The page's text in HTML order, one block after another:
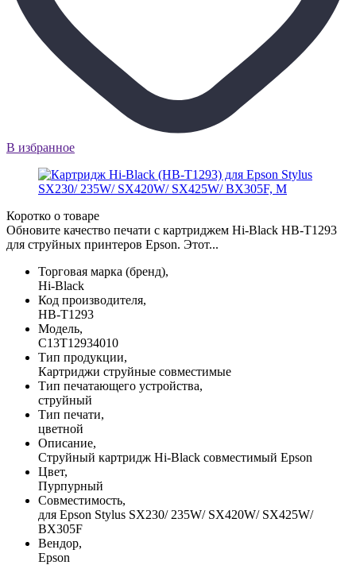
В избранное
Коротко о товаре
Обновите качество печати с картриджем Hi-Black HB-T1293
для струйных принтеров Epson. Этот...
Торговая марка (бренд),
Hi-Black
Код производителя,
HB-T1293
Модель,
C13T12934010
Тип продукции,
Картриджи струйные совместимые
Тип печатающего устройства,
струйный
Тип печати,
цветной
Описание,
Струйный картридж Hi-Black совместимый Epson
Цвет,
Пурпурный
Совместимость,
для Epson Stylus SX230/ 235W/ SX420W/ SX425W/
BX305F
Вендор,
Epson